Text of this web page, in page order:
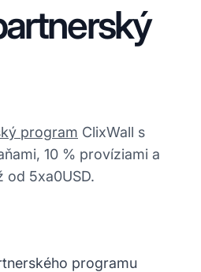
program ClixWall s
10 % províziami a
od 5xa0USD.
programu